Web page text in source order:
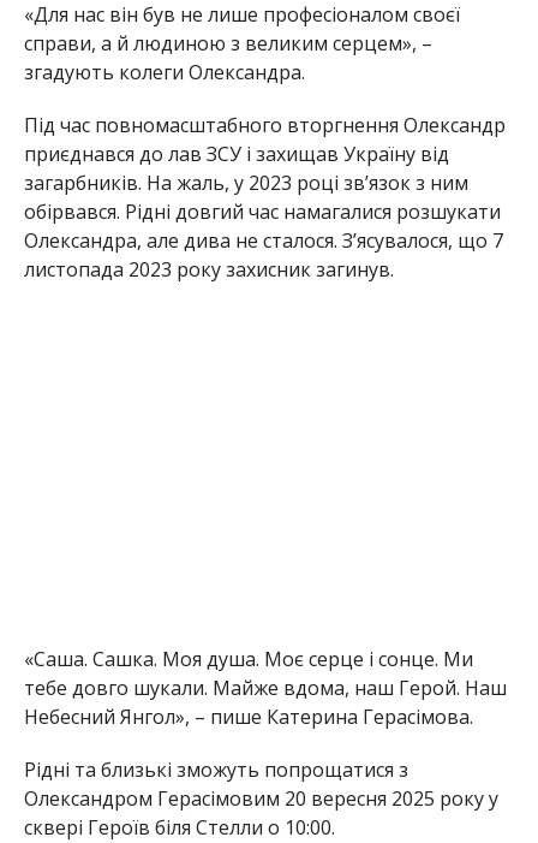
«Для нас він був не лише професіоналом своєї
справи, а й людиною з великим серцем», –
згадують колеги Олександра.
Під час повномасштабного вторгнення Олександр
приєднався до лав ЗСУ і захищав Україну від
загарбників. На жаль, у 2023 році звʼязок з ним
обірвався. Рідні довгий час намагалися розшукати
Олександра, але дива не сталося. Зʼясувалося, що 7
листопада 2023 року захисник загинув.
«Саша. Сашка. Моя душа. Моє серце і сонце. Ми
тебе довго шукали. Майже вдома, наш Герой. Наш
Небесний Янгол», – пише Катерина Герасімова.
Рідні та близькі зможуть попрощатися з
Олександром Герасімовим 20 вересня 2025 року у
сквері Героїв біля Стелли о 10:00.